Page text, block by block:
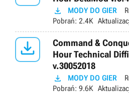
 MODY DO GIER
Pobrań: 2.4K

Command &
Hour Technical
v.30052018
 MODY DO GIER
Pobrań: 9.6K